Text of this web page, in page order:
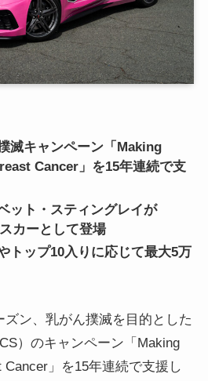
滅キャンペーン「Making
Cancer」を15年連続で支
ット・スティングレイが
カーとして登場
トップ10入りに応じて最大5万
ズン、乳がん撲滅を目的とした
）のキャンペーン「Making
」を15年連続で支援し